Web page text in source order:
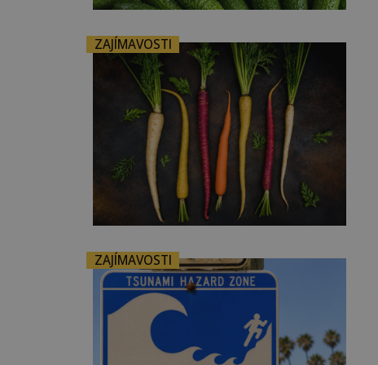
ZAJÍMAVOSTI
ZAJÍMAVOSTI